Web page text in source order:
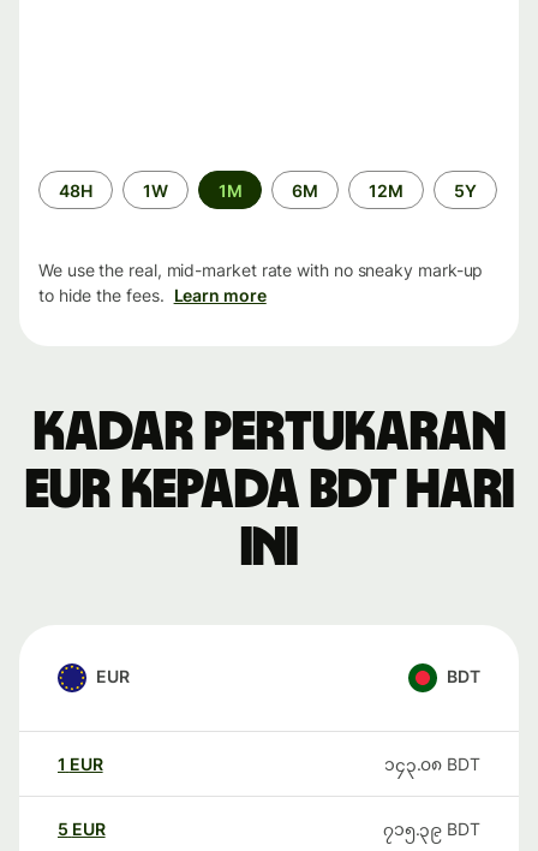
Time
period
48H 1W 1M 6M 12M 5Y
We use the real, mid-market rate with no sneaky mark-up
to hide the fees. Learn more
Kadar pertukaran
EUR kepada BDT hari
ini
EUR BDT
1 EUR ၁၄၃.၀၈ BDT
5 EUR ၇၁၅.၃၉ BDT